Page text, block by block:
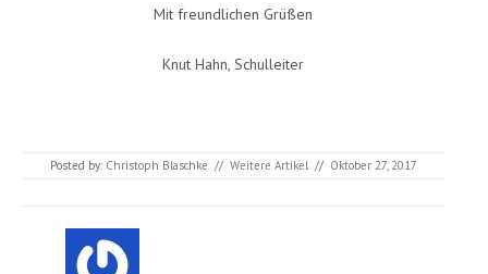
Mit freundlichen Grüßen
Knut Hahn, Schulleiter
Posted by: Christoph Blaschke // Weitere Artikel // Oktober 27, 2017